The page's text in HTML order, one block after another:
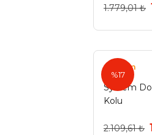
1.779,01 ₺
%17
System
System
Kolu
2.109,61 ₺